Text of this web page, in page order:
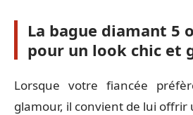
La bague diamant 5
pour un look chic et
Lorsque votre fiancée
glamour, il convient de lui